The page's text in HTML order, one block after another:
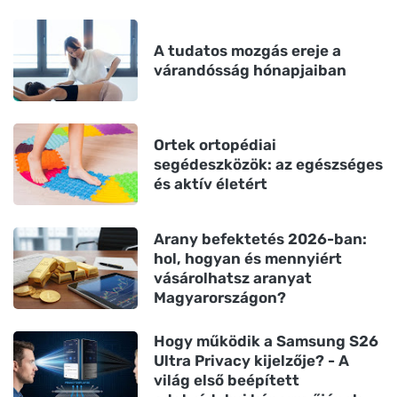
A tudatos mozgás ereje a
várandósság hónapjaiban
Ortek ortopédiai
segédeszközök: az egészséges
és aktív életért
Arany befektetés 2026-ban:
hol, hogyan és mennyiért
vásárolhatsz aranyat
Magyarországon?
Hogy működik a Samsung S26
Ultra Privacy kijelzője? - A
világ első beépített